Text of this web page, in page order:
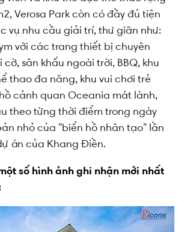
Verosa Park còn có đầy đủ tiện
vụ nhu cầu giải trí, thư giãn như:
với các trang thiết bị chuyên
sân khấu ngoài trời, BBQ, khu
thao đa năng, khu vui chơi trẻ
cảnh quan Oceania mát lành,
theo từng thời điểm trong ngày
nhỏ của "biển hồ nhân tạo" lần
án của Khang Điền.
số hình ảnh ghi nhận mới nhất